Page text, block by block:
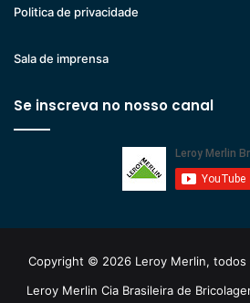
Politica de privacidade
Sala de imprensa
Se inscreva no nosso canal
Copyright © 2026 Leroy Merlin, todos
Leroy Merlin Cia Brasileira de